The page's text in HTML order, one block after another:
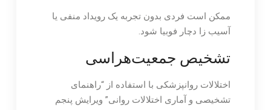
ممکن است فردی بدون تجربه یک رویداد منفی یا
آسیب زا دچار فوبیا شود.
تشخیص جمعیت‌هراسی
اختلالات روانپزشکی با استفاده از “راهنمای
تشخیصی و آماری اختلالات روانی” ویرایش پنجم